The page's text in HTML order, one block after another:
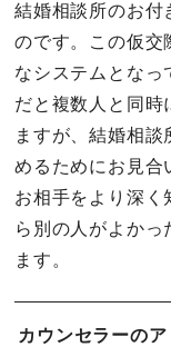
結婚相談所のお付
のです。この仮交
なシステムとなっ
だと複数人と同時
ますが、結婚相
めるためにお見合
お相手をより深く
ら別の人がよかっ
ます。
カウンセラーのア